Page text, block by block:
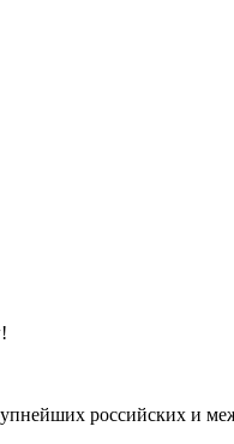
российских и